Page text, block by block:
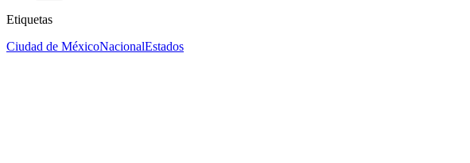
Etiquetas
Ciudad de MéxicoNacionalEstados